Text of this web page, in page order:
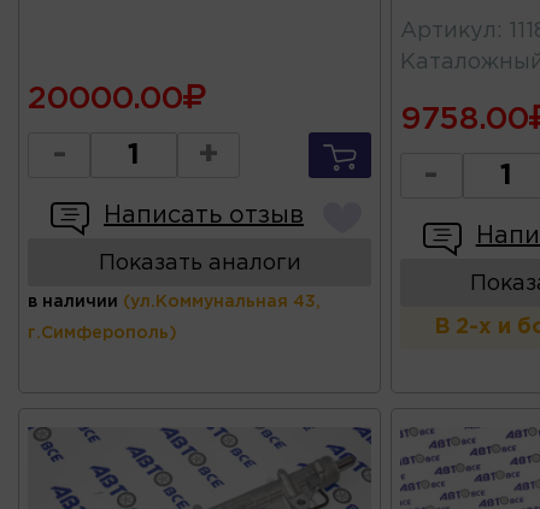
20000.00
- +
Написать отзыв
Показать аналоги
в наличии (ул.Коммунальная 43,
г.Симферополь)
Артикул :
9758.00
-
В 2-х и